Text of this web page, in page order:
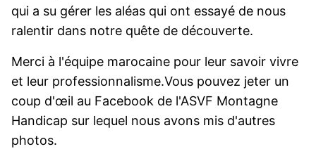
qui a su gérer les aléas qui ont essayé de nous
ralentir dans notre quête de découverte.
Merci à l'équipe marocaine pour leur savoir vivre
et leur professionnalisme.Vous pouvez jeter un
coup d'œil au Facebook de l'ASVF Montagne
Handicap sur lequel nous avons mis d'autres
photos.